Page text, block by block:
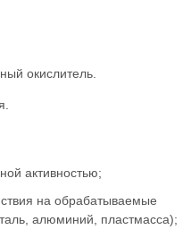
окислитель.
активностью;
на обрабатываемые
алюминий, пластмасса);